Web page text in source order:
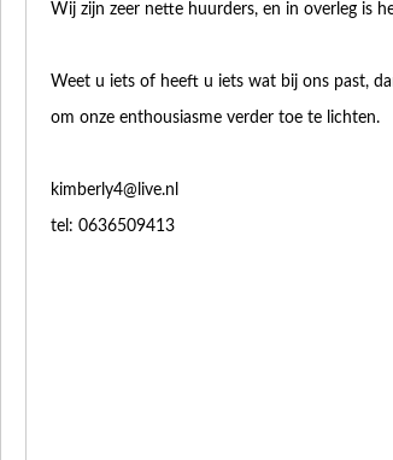
Wij zijn zeer nette huurders, en in overleg is
Weet u iets of heeft u iets wat bij ons past,
om onze enthousiasme verder toe te lichten.
kimberly4@live.nl
tel: 0636509413